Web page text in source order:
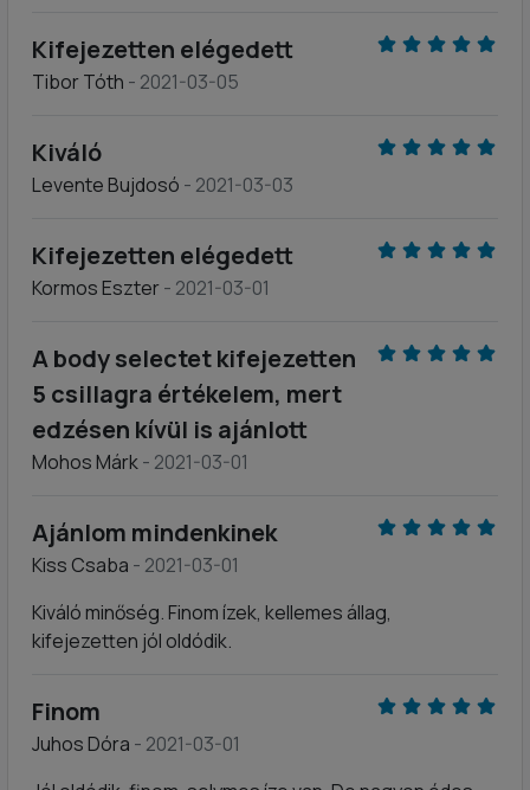
Kifejezetten elégedett
Tibor Tóth - 2021-03-05
Kiváló
Levente Bujdosó - 2021-03-03
Kifejezetten elégedett
Kormos Eszter- 2021-03-01
A body selectet kifejezetten
5 csillagra értékelem, mert
edzésen kívül is ajánlott
Mohos Márk- 2021-03-01
Ajánlom mindenkinek
Kiss Csaba - 2021-03-01
Kiváló minőség. Finom ízek, kellemes állag,
kifejezetten jól oldódik.
Finom
Juhos Dóra - 2021-03-01